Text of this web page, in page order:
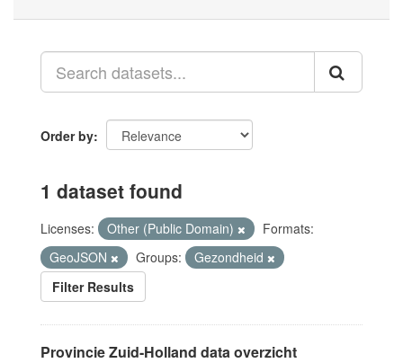
Order by
1 dataset found
Licenses: Other (Public Domain)
Formats:
GeoJSON
Groups:
Gezondheid
Filter Results
Provincie Zuid-Holland data overzicht